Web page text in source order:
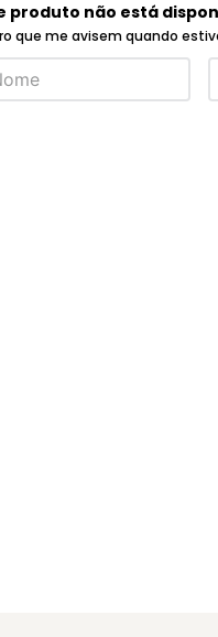
produto não está
que me avisem quando